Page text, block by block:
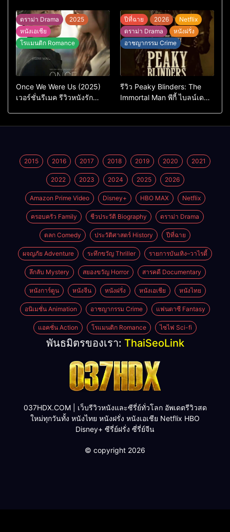
ต้นฉบับเกาหลี
แต่ยังไปไม่ถึงไหน
ดราม่า Drama
2025
หนังเอเชีย
โรแมนติก Romance
Once We Were Us (2025)
เวอร์ชั่นรีเมค รีวิวหนังรัก
ปีที่ฉาย 2026
Netflix
ดราม่า Drama
หนังฝรั่ง
อาชญากรรม Crime
รีวิว Peaky Blinders: The
Immortal Man พีกี้ ไบลน์เด
2015 2016 2017 2018 2019 2020 2021
2022 2023 2024 2025 2026
Amazon Prime Video Disney+ HBO MAX Netflix
ครอบครัว Family ชีวประวัติ Biography ดราม่า Drama
ตลก Comedy ประวัติศาสตร์ History ปีที่ฉาย
ผจญภัย Adventure ระทึกขวัญ Thriller รายการบันเทิง–วาไรตี้
ลึกลับ Mystery สยองขวัญ Horror สารคดี Documentary
หนังการ์ตูน หนังจีน หนังฝรั่ง หนังเอเชีย หนังไทย
อนิเมชั่น Animation อาชญากรรม Crime แฟนตาซี Fantasy
แอคชั่น Action โรแมนติก Romance ไซไฟ Sci-fi
พันธมิตรของเรา: ThaiSeoLink
037HDX.COM | เว็บรีวิวหนังและซีรี่ย์ทั่วโลก อัพเดตรีวิวสด
ใหม่ทุกวันทั้ง หนังไทย หนังฝรั่ง หนังเอเชีย Netflix HBO
Disney+ ซีรี่ย์ฝรั่ง ซี่รี่ย์จีน
© copyright 2026